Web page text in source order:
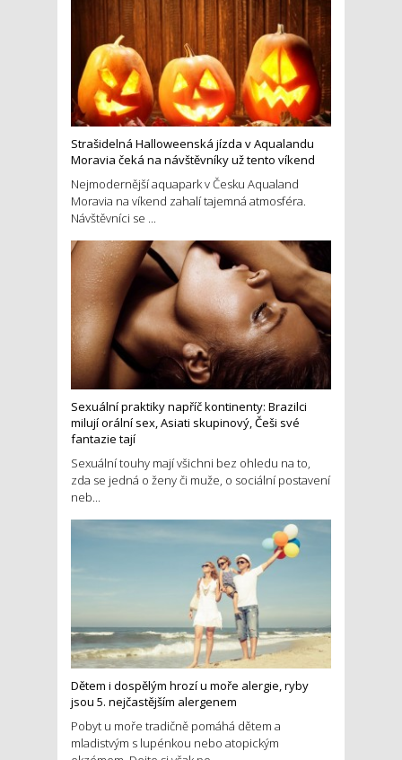
Strašidelná Halloweenská jízda v Aqualandu
Moravia čeká na návštěvníky už tento víkend
Nejmodernější aquapark v Česku Aqualand
Moravia na víkend zahalí tajemná atmosféra.
Návštěvníci se ...
Sexuální praktiky napříč kontinenty: Brazilci
milují orální sex, Asiati skupinový, Češi své
fantazie tají
Sexuální touhy mají všichni bez ohledu na to,
zda se jedná o ženy či muže, o sociální postavení
neb...
Dětem i dospělým hrozí u moře alergie, ryby
jsou 5. nejčastějším alergenem
Pobyt u moře tradičně pomáhá dětem a
mladistvým s lupénkou nebo atopickým